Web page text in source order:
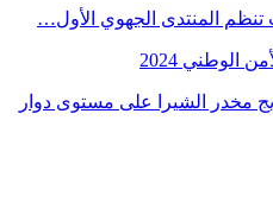
تنظم المنتدى الجهوي الأول…
الوطني 2024
الشيرا على مستوى دوار